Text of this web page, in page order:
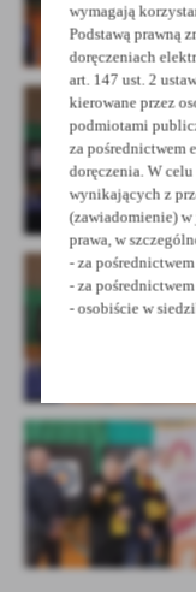
wymagają
Podstawą prawną
doręczeniach
art. 147 ust. 2
kierowane przez
podmiotami
za pośrednictwem
doręczenia. W
wynikających z
(zawiadomienie)
prawa, w
- za
- za
- osobiście w